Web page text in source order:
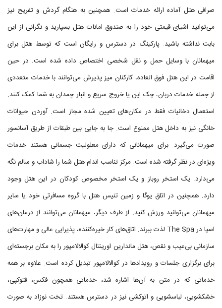
صرافی هتل آماده ارائه خدمات است. همچنین به هنگام گردش و تفریح نیز
می‌توانید اشیای قیمتی خود را به صندوق امانات هتل بسپارید و نگرانی از این
بابت نداشته باشید. پارکینگ در دسترس و رایگان است که توسط هتل برای
میهمانان با وسایل حمل و نقل شخصی اختصاص داده شده است. در حین
اقامت در این هتل فوق العاده، کارکنان میز پذیرش می‌توانند با خدمات متعددی
از جمله خدمات دربان، چک این یا خروج سریع و انبار چمدان به شما کمک کنند.
استعمال دخانیات فقط در مکان‌های تعیین شده مجاز است. آوردن حیوانات
خانگی نیز به داخل هتل ممنوع است. جا به جایی بین طبقات از طریق آسانسور
صورت می‌گیرد. برای میهمانانی که دارای معلولیت جسمانی هستند خدمات
ویژه‌ای در نظر گرفته شده است. مرکز تناسب اندام هتل شما را شاداب و سالم نگه
می‌دارد. یک استخر روباز و یک استخر مخصوص کودکان در این هتل وجود
دارد. همچنین در اتاق یوگا و زمین تنیس هتل با گروه مسافرتی خود یا سایر
میهمانان می‌توانید ورزش کنید. از طرف دیگر، میهمانان می‌توانند از درمان‌های
اسپا در The Spa لذت ببرند. اتاق‌های کار خیره‌کننده، پذیرایی عالی و مهارت‌های
سازمانی بی‌عیب و نقص، هتل ماندارین اورینتال کوالالامپور را به مکان برجسته‌ای
برای برگزاری جلسات و رویدادها در کوالالامپور تبدیل کرده است. علاوه بر همه
خدماتی که در متن به آن‌ها اشاره شد، خدماتی همچون فکس، فتوکپی،
خشکشویی، لباسشویی و اتوکشی نیز در دسترس هستند. تخت نوزاد به صورت